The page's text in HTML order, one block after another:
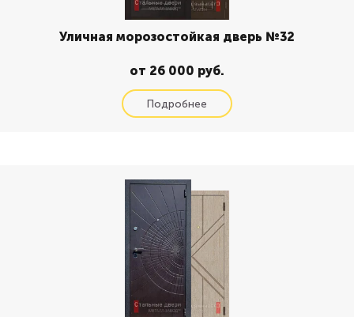
Уличная морозостойкая дверь №32
от 26 000 руб.